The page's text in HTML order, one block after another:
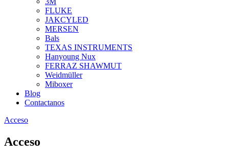
FLUKE
JAKCYLED
MERSEN
Bals
TEXAS INSTRUMENTS
Hanyoung Nux
FERRAZ SHAWMUT
Weidmüller
Miboxer
Blog
Contactanos
Acceso
Acceso